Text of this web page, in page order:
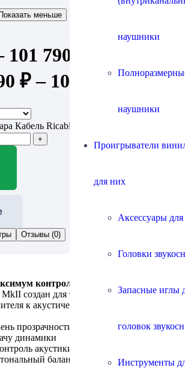
наушники
наушники
Проигрыватели
для них
Аксессуары
Головки
Запасные иглы
головок
Инструменты
Показать меньше
101 790
₽ – 101 790 ₽
Кабель Ricable Dedalus Speaker MkII
Отзывы (0)
контроля над сигналом
создан для точной передачи
к акустическим системам. Кабель
прозрачности
динамики
акустики
баланс